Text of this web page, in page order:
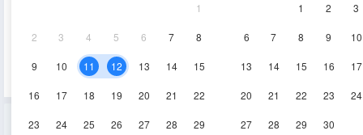
1
2 3 4 5 6 7 8
9 10 11 12 13 14 15
16 17 18 19 20 21 22
23 24 25 26 27 28 29
1
2 3
6 7 8 9 10
13 14 15 16 17
20 21 22 23 24
27 28 29 30
36-38㎡ 空調
江景大床房【觀景陽台+江景】